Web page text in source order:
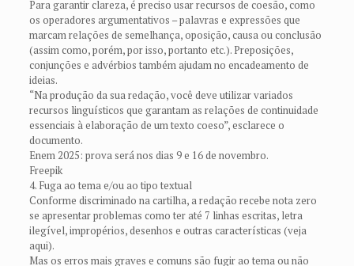
Para garantir clareza, é preciso usar recursos de coesão, como
os operadores argumentativos – palavras e expressões que
marcam relações de semelhança, oposição, causa ou conclusão
(assim como, porém, por isso, portanto etc.). Preposições,
conjunções e advérbios também ajudam no encadeamento de
ideias.
“Na produção da sua redação, você deve utilizar variados
recursos linguísticos que garantam as relações de continuidade
essenciais à elaboração de um texto coeso”, esclarece o
documento.
Enem 2025: prova será nos dias 9 e 16 de novembro.
Freepik
4. Fuga ao tema e/ou ao tipo textual
Conforme discriminado na cartilha, a redação recebe nota zero
se apresentar problemas como ter até 7 linhas escritas, letra
ilegível, impropérios, desenhos e outras características (veja
aqui).
Mas os erros mais graves e comuns são fugir ao tema ou não